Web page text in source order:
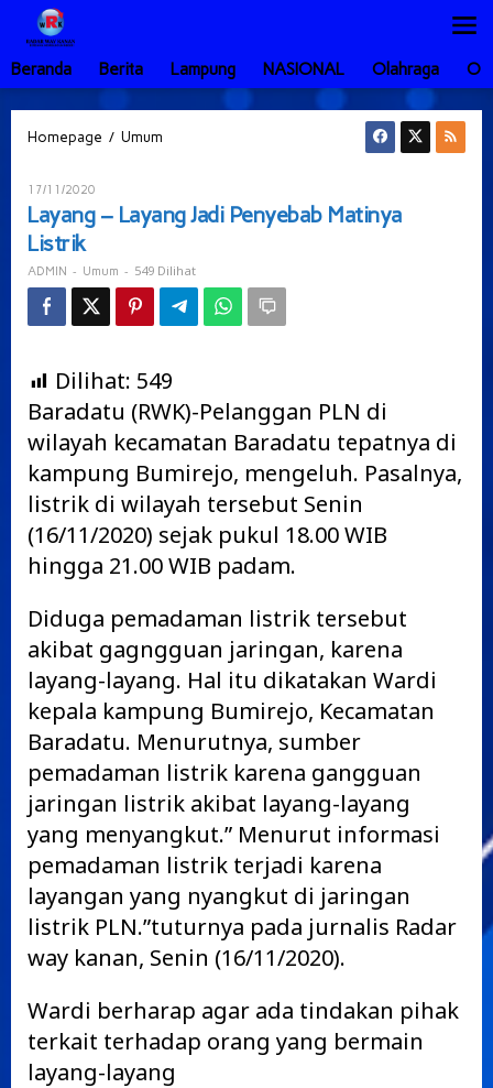
Lewati
konten
Beranda
Berita Lampung NASIONAL Olahraga
Homepage / Umum
Penyebab
17/11/2020
ADMIN
Layang – Layang Jadi Penyebab Matinya
Listrik
ADMIN - Umum - 549 Dilihat
Dilihat: 549
Baradatu (RWK)-Pelanggan PLN di
wilayah kecamatan Baradatu tepatnya di
kampung Bumirejo, mengeluh. Pasalnya,
listrik di wilayah tersebut Senin
(16/11/2020) sejak pukul 18.00 WIB
hingga 21.00 WIB padam.
Diduga pemadaman listrik tersebut
akibat gagngguan jaringan, karena
layang-layang. Hal itu dikatakan Wardi
kepala kampung Bumirejo, Kecamatan
Baradatu. Menurutnya, sumber
pemadaman listrik karena gangguan
jaringan listrik akibat layang-layang
yang menyangkut.” Menurut informasi
pemadaman listrik terjadi karena
layangan yang nyangkut di jaringan
listrik PLN.”tuturnya pada jurnalis Radar
way kanan, Senin (16/11/2020).
Wardi berharap agar ada tindakan pihak
terkait terhadap orang yang bermain
layang-layang